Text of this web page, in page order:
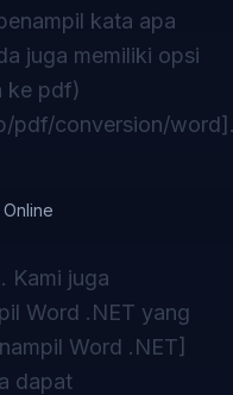
kata apa
juga memiliki opsi
ke pdf)
pdf/conversion/word
Kami juga
Word .NET yang
Word .NET]
dapat